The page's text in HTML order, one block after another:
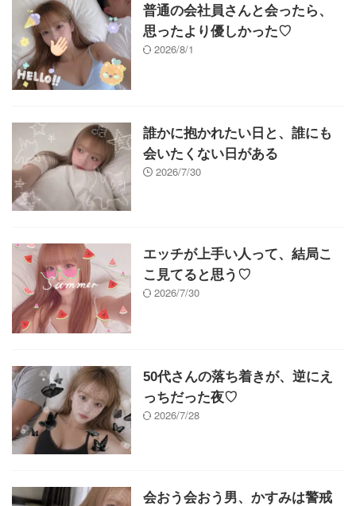
普通の会社員さんと会ったら、
思ったより優しかった♡
2026/8/1
誰かに抱かれたい日と、誰にも
会いたくない日がある
2026/7/30
エッチが上手い人って、結局こ
こ見てると思う♡
2026/7/30
50代さんの落ち着きが、逆にえ
っちだった夜♡
2026/7/28
会おう会おう男、かすみは警戒